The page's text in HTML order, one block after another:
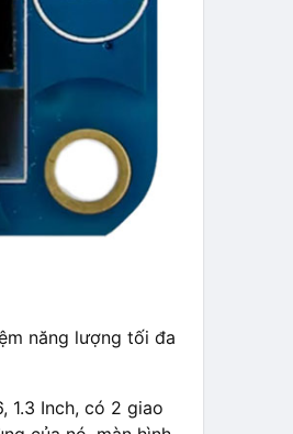
năng lượng tối đa
1.3 Inch, có 2 giao